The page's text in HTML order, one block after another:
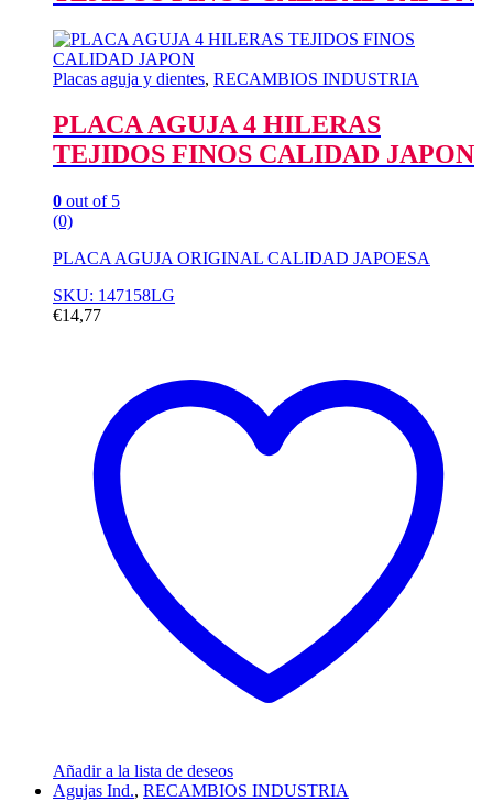
Placas aguja y dientes, RECAMBIOS INDUSTRIA
PLACA AGUJA 4 HILERAS
TEJIDOS FINOS CALIDAD JAPON
0 out of 5
(0)
PLACA AGUJA ORIGINAL CALIDAD JAPOESA
SKU: 147158LG
€14,77
Añadir a la lista de deseos
Agujas Ind., RECAMBIOS INDUSTRIA